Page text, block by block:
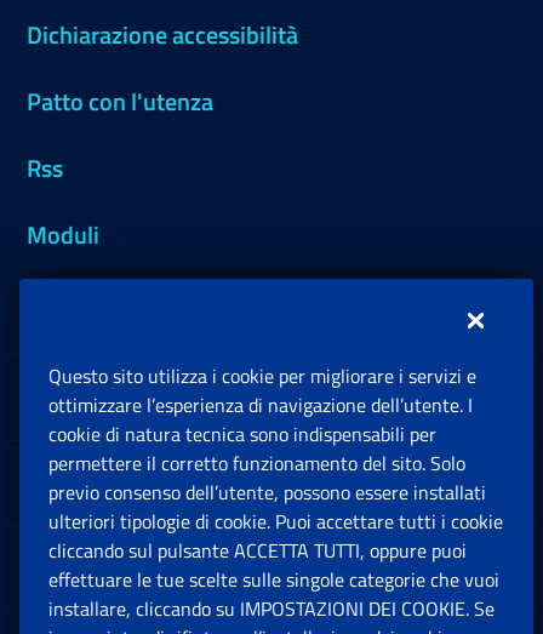
Dichiarazione accessibilità
Patto con l'utenza
Rss
Moduli
Sedi e Contatti
Software
Note Legali
Questo sito utilizza i cookie per migliorare i servizi e
ottimizzare l’esperienza di navigazione dell’utente. I
cookie di natura tecnica sono indispensabili per
permettere il corretto funzionamento del sito. Solo
previo consenso dell’utente, possono essere installati
ulteriori tipologie di cookie. Puoi accettare tutti i cookie
cliccando sul pulsante ACCETTA TUTTI, oppure puoi
effettuare le tue scelte sulle singole categorie che vuoi
installare, cliccando su IMPOSTAZIONI DEI COOKIE. Se